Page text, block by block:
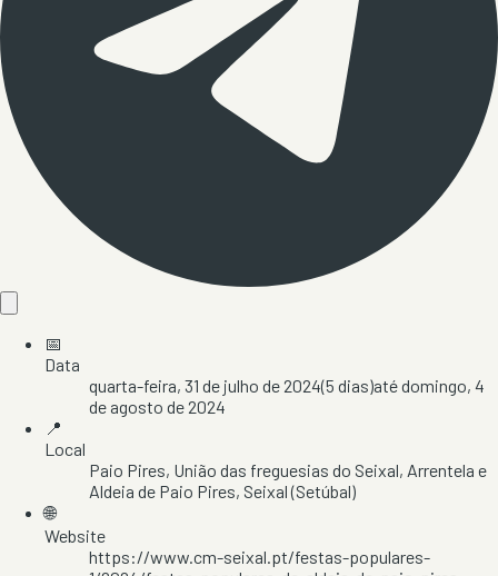
📅
Data
quarta-feira, 31 de julho de 2024(5 dias)atédomingo, 4
de agosto de 2024
📍
Local
Paio Pires, União das freguesias do Seixal, Arrentela e
Aldeia de Paio Pires, Seixal(Setúbal)
🌐
Website
https://www.cm-seixal.pt/festas-populares-